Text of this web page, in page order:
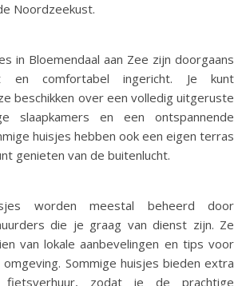
Noordzeekust.
in Bloemendaal aan Zee zijn doorgaans
en comfortabel ingericht. Je kunt
beschikken over een volledig uitgeruste
slaapkamers en een ontspannende
huisjes hebben ook een eigen terras
genieten van de buitenlucht.
worden meestal beheerd door
die je graag van dienst zijn. Ze
van lokale aanbevelingen en tips voor
Sommige huisjes bieden extra
fietsverhuur, zodat je de prachtige